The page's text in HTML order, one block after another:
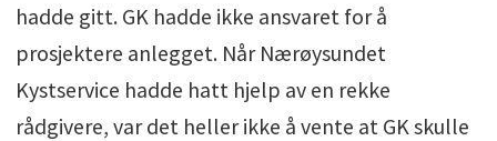
hadde gitt. GK hadde ikke ansvaret for å
prosjektere anlegget. Når Nærøysundet
Kystservice hadde hatt hjelp av en rekke
rådgivere, var det heller ikke å vente at GK skulle